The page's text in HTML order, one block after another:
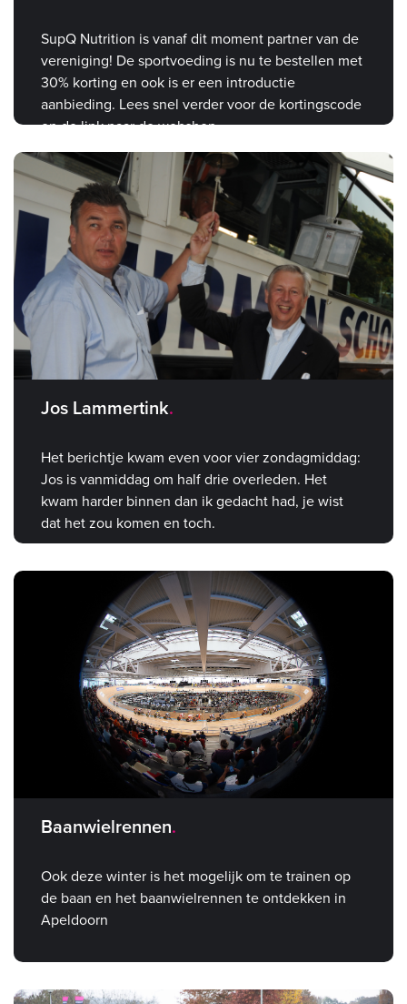
SupQ Nutrition is vanaf dit moment partner van de
vereniging! De sportvoeding is nu te bestellen met
30% korting en ook is er een introductie
aanbieding. Lees snel verder voor de kortingscode
en de link naar de webshop.
Jos Lammertink
Het berichtje kwam even voor vier zondagmiddag:
Jos is vanmiddag om half drie overleden. Het
kwam harder binnen dan ik gedacht had, je wist
dat het zou komen en toch.
Baanwielrennen
Ook deze winter is het mogelijk om te trainen op
de baan en het baanwielrennen te ontdekken in
Apeldoorn